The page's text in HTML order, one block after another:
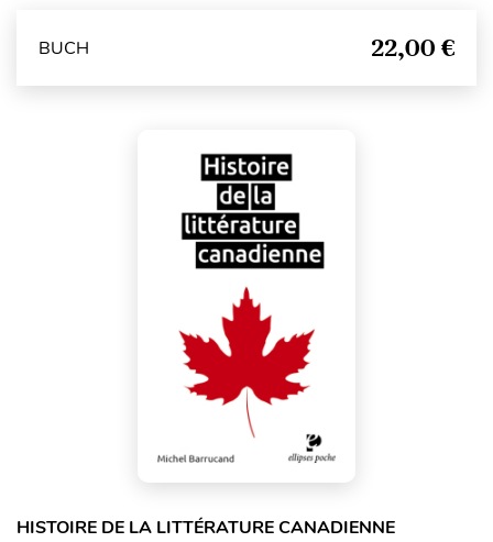
BUCH 22,00 €
HISTOIRE DE LA LITTÉRATURE CANADIENNE